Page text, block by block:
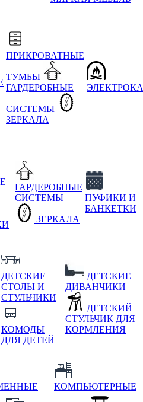
ПРИКРОВАТНЫЕ
ТУМБЫ
ГАРДЕРОБНЫЕ
СИСТЕМЫ
ЗЕРКАЛА
ГАРДЕРОБНЫЕ
СИСТЕМЫ
ЗЕРКАЛА
ПУФИКИ И
БАНКЕТКИ
ДЕТСКИЕ
СТОЛЫ И
СТУЛЬЧИКИ
КОМОДЫ
ДЛЯ ДЕТЕЙ
ДЕТСКИЕ
ДИВАНЧИКИ
ДЕТСКИЙ
СТУЛЬЧИК ДЛЯ
КОРМЛЕНИЯ
КОМПЬЮТЕРНЫЕ